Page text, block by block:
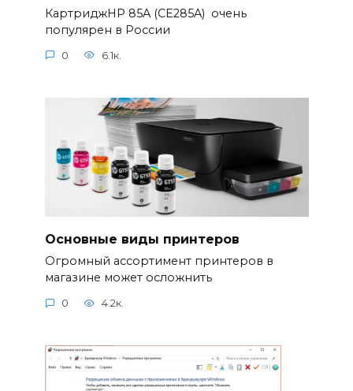
КартриджHP 85A (CE285A) очень
популярен в России
0 6.1к.
Основные виды принтеров
Огромный ассортимент принтеров в
магазине может осложнить
0 4.2к.